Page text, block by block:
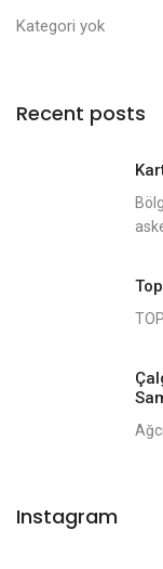
Kategori yok
Recent posts
Instagram